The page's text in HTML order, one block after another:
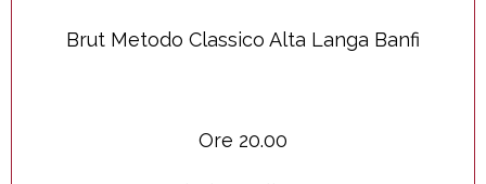
Brut Metodo Classico Alta Langa Banfi
Ore 20.00